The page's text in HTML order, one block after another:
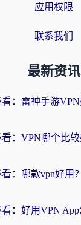
应用权限
联系我们
最新资讯